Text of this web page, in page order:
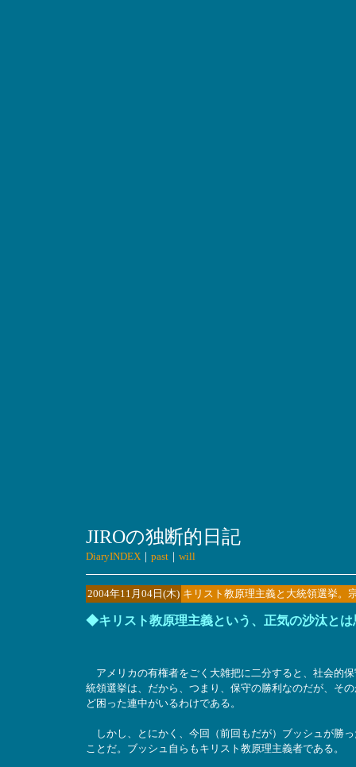
JIROの独断的日記
DiaryINDEX｜ past｜ will
2004年11月04日(木) キリスト教原理主義と大統領選挙。
◆キリスト教原理主義という、正気の沙汰と
アメリカの有権者をごく大雑把に二分すると、社会的
統領選挙は、だから、つまり、保守の勝利なのだが、そ
ど困った連中がいるわけである。
しかし、とにかく、今回（前回もだが）ブッシュが勝
ことだ。ブッシュ自らもキリスト教原理主義者である。